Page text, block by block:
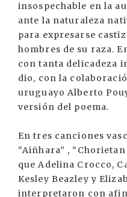
insospechable en la
ante la naturaleza
para expresarse
hombres de su raza.
con tanta delicadeza
dio, con la
uruguayo Alberto
versión del poema.
En tres canciones
“Aiñhara” ,
que Adelina Crocco,
Kesley Beazley y
interpretaron con